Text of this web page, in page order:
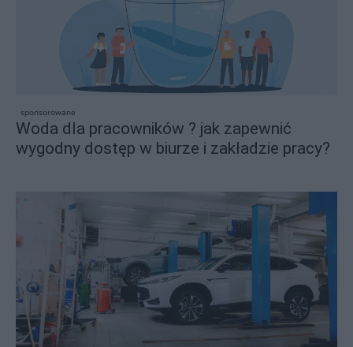
sponsorowane
Woda dla pracowników ? jak zapewnić
wygodny dostęp w biurze i zakładzie pracy?